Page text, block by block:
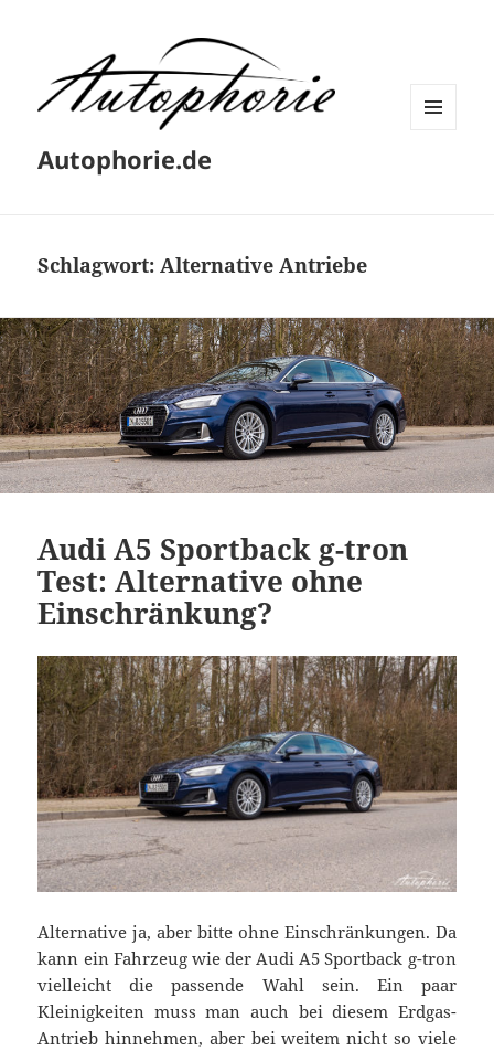
Autophorie.de
Schlagwort:Alternative Antriebe
Audi A5 Sportback g-tron
Test: Alternative ohne
Einschränkung?
Alternative ja, aber bitte ohne Einschränkungen. Da
kann ein Fahrzeug wie der Audi A5 Sportback g-tron
vielleicht die passende Wahl sein. Ein paar
Kleinigkeiten muss man auch bei diesem Erdgas-
Antrieb hinnehmen, aber bei weitem nicht so viele